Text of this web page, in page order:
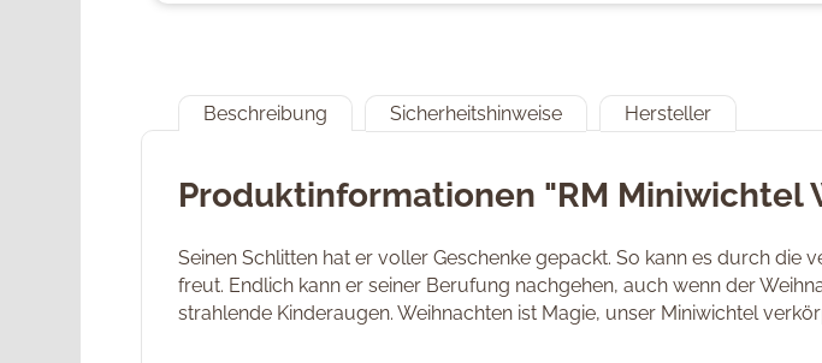
Beschreibung Sicherheitshinweise Hersteller
Produktinformationen "RM Miniwichtel
Seinen Schlitten hat er voller Geschenke gepackt. So kann es durch die
freut. Endlich kann er seiner Berufung nachgehen, auch wenn der
strahlende Kinderaugen. Weihnachten ist Magie, unser Miniwichtel